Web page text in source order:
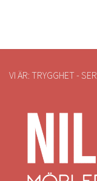
VI ÄR: TRYGGHET -